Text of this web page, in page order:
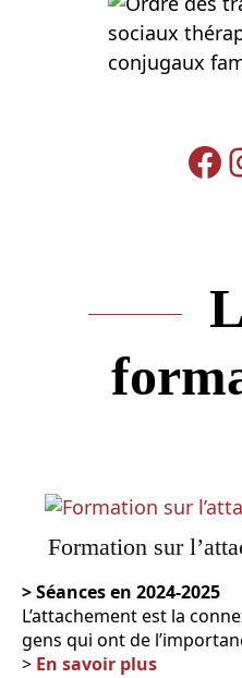
Formation sur
>Séances en 2024-2025
L’attachement est la
gens qui ont de
> En savoir plus